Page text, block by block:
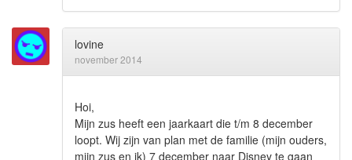
lovine
november 2014
Hoi,
Mijn zus heeft een jaarkaart die t/m 8 december
loopt. Wij zijn van plan met de familie (mijn ouders,
mijn zus en ik) 7 december naar Disney te gaan